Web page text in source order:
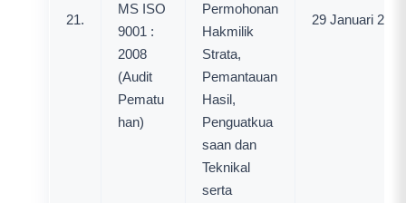
21.
MS ISO
9001 :
2008
(Audit
Pematu
han)
Permohonan
Hakmilik
Strata,
Pemantauan
Hasil,
Penguatkua
saan dan
Teknikal
serta
29 Januari 2010